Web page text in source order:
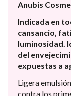
Anubis
Indicada en
cansancio,
luminosidad.
del
expuestas a
Ligera
contra los